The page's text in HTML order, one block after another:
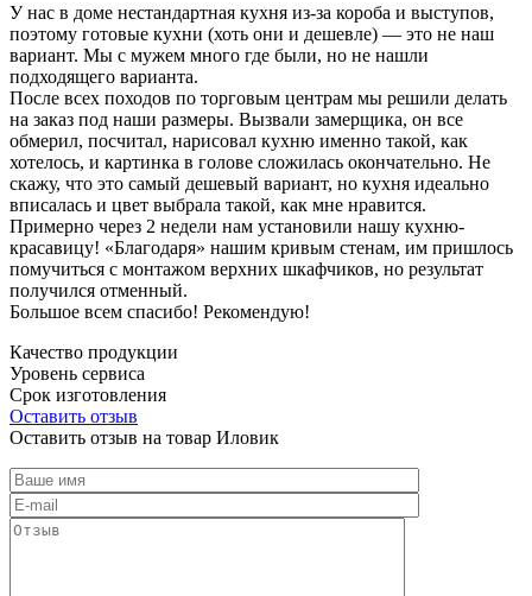
У нас в доме нестандартная кухня из-за короба и выступов,
поэтому готовые кухни (хоть они и дешевле) — это не наш
вариант. Мы с мужем много где были, но не нашли
подходящего варианта.
После всех походов по торговым центрам мы решили делать
на заказ под наши размеры. Вызвали замерщика, он все
обмерил, посчитал, нарисовал кухню именно такой, как
хотелось, и картинка в голове сложилась окончательно. Не
скажу, что это самый дешевый вариант, но кухня идеально
вписалась и цвет выбрала такой, как мне нравится.
Примерно через 2 недели нам установили нашу кухню-
красавицу! «Благодаря» нашим кривым стенам, им пришлось
помучиться с монтажом верхних шкафчиков, но результат
получился отменный.
Большое всем спасибо! Рекомендую!
Качество продукции
Уровень сервиса
Срок изготовления
Оставить отзыв
Оставить отзыв на товар Иловик